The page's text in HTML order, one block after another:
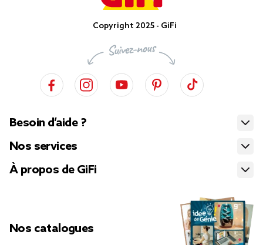
Copyright 2025 - GiFi
Besoin d’aide ?
Nos services
À propos de GiFi
Nos catalogues